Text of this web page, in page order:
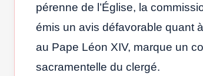
pérenne de l’Église, la
émis un avis défavorable quant
au Pape Léon XIV, marque un
sacramentelle du clergé.